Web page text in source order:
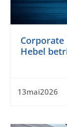
Hebel
13mai2026